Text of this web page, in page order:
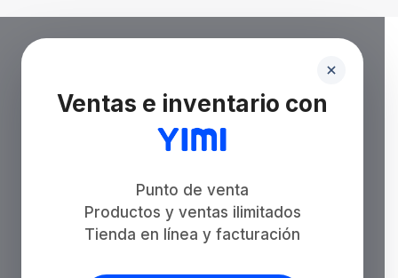
Ventas e inventario con
Punto de venta
Productos y ventas ilimitados
Tienda en línea y facturación